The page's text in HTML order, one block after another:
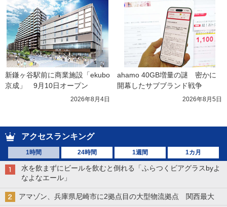
新鎌ヶ谷駅前に商業施設「ekubo
京成」　9月10日オープン
2026年8月4日
ahamo 40GB増量の謎　密かに
開幕したサブブランド戦争
2026年8月5日
アクセスランキング
1時間 24時間 1週間 1カ月
水を飲まずにビールを飲むと倒れる「ふらつくビアグラスbyよ
なよなエール」
アマゾン、兵庫県尼崎市に2拠点目の大型物流拠点 関西最大